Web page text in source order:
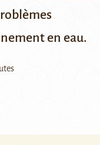
en eau.